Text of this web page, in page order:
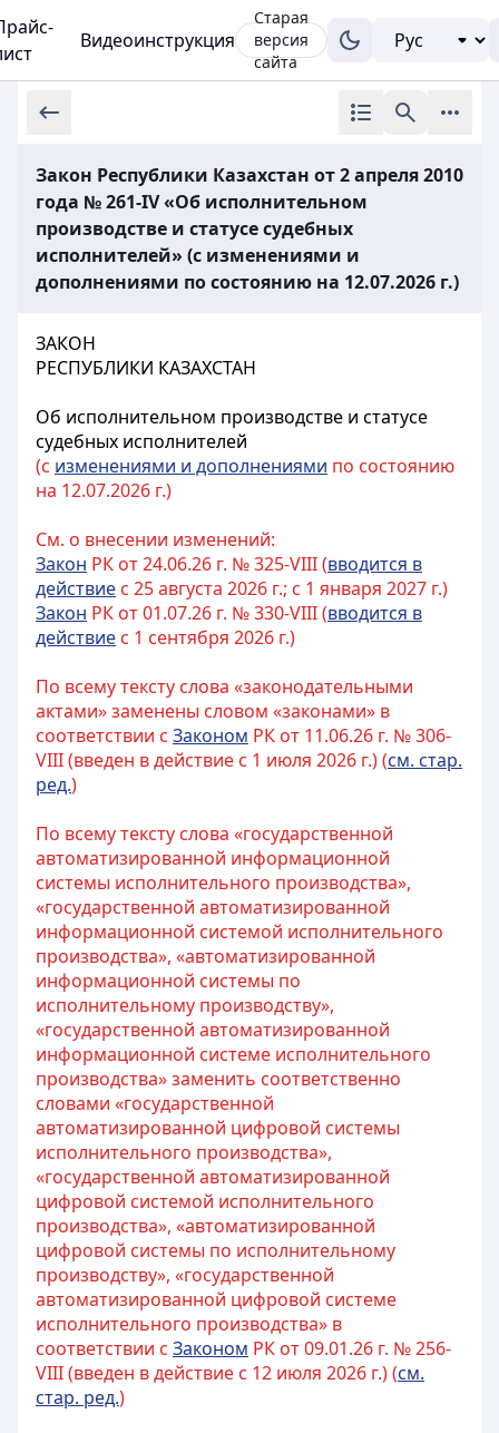
Видеоинструкция
Старая
версия
сайта
Закон Республики Казахстан от 2 апреля 2010
года № 261-IV «Об исполнительном
производстве и статусе судебных
исполнителей» (с изменениями и
дополнениями по состоянию на 12.07.2026 г.)
ЗАКОН
РЕСПУБЛИКИ КАЗАХСТАН
Об исполнительном производстве и статусе
судебных исполнителей
(с изменениями и дополнениями по состоянию
на 12.07.2026 г.)
См. о внесении изменений:
Закон РК от 24.06.26 г. № 325-VIII (вводится в
действие с 25 августа 2026 г.; с 1 января 2027 г.)
Закон РК от 01.07.26 г. № 330-VIII (вводится в
действие с 1 сентября 2026 г.)
По всему тексту слова «законодательными
актами» заменены словом «законами» в
соответствии с Законом РК от 11.06.26 г. № 306-
VIII (введен в действие с 1 июля 2026 г.) (см. стар.
ред.)
По всему тексту слова «государственной
автоматизированной информационной
системы исполнительного производства»,
«государственной автоматизированной
информационной системой исполнительного
производства», «автоматизированной
информационной системы по
исполнительному производству»,
«государственной автоматизированной
информационной системе исполнительного
производства» заменить соответственно
словами «государственной
автоматизированной цифровой системы
исполнительного производства»,
«государственной автоматизированной
цифровой системой исполнительного
производства», «автоматизированной
цифровой системы по исполнительному
производству», «государственной
автоматизированной цифровой системе
исполнительного производства» в
соответствии с Законом РК от 09.01.26 г. № 256-
VIII (введен в действие с 12 июля 2026 г.) (см.
стар. ред.)